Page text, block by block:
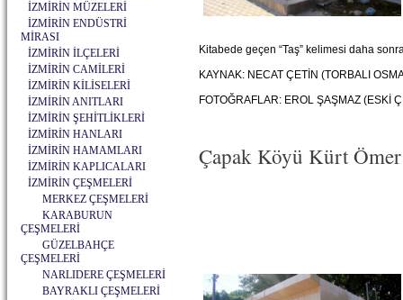
İZMİRİN MÜZELERİ
İZMİRİN ENDÜSTRİ
MİRASI
İZMİRİN İLÇELERİ
İZMİRİN CAMİLERİ
İZMİRİN KİLİSELERİ
İZMİRİN ANITLARI
İZMİRİN ŞEHİTLİKLERİ
İZMİRİN HANLARI
İZMİRİN HAMAMLARI
İZMİRİN KAPLICALARI
İZMİRİN ÇEŞMELERİ
MERKEZ ÇEŞMELERİ
KARABURUN
ÇEŞMELERİ
GÜZELBAHÇE
ÇEŞMELERİ
NARLIDERE ÇEŞMELERİ
BAYRAKLI ÇEŞMELERİ
Kitabede geçen “Taş” kelimesi daha
KAYNAK: NECAT ÇETİN (TORBALI
FOTOĞRAFLAR: EROL ŞAŞMAZ (ESKİ
Çapak Köyü Kürt